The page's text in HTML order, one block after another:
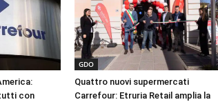
con
GDO
Quattro nuovi supermercati
Carrefour: Etruria Retail amplia la